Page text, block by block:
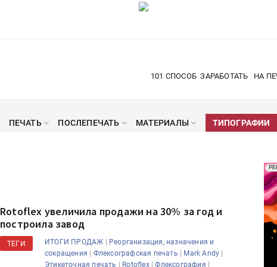
101 СПОСОБ ЗАРАБОТАТЬ НА
ПЕЧАТЬ ПОСЛЕПЕЧАТЬ МАТЕРИАЛЫ ТИПОГРАФИИ
Rotoflex увеличила продажи на 30% за год и
построила завод
ТЕГИ ИТОГИ ПРОДАЖ | Реорганизация, назначения и
сокращения | Флексографская печать | Mark Andy |
Этикеточная печать | Rotoflex|Флексография |